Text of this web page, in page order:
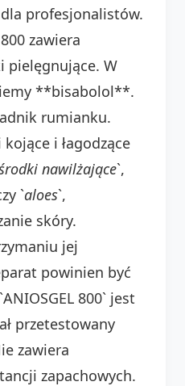
profesjonalistów.
zawiera
pielęgnujące. W
**bisabolol**.
rumianku.
i łagodzące
nawilżające`,
`aloes`,
skóry.
jej
powinien być
800` jest
przetestowany
zawiera
zapachowych.